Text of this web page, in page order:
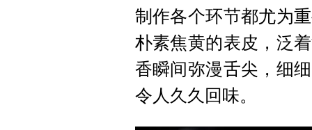
制作各个环节都尤为
朴素焦黄的表皮，泛
香瞬间弥漫舌尖，细
令人久久回味。